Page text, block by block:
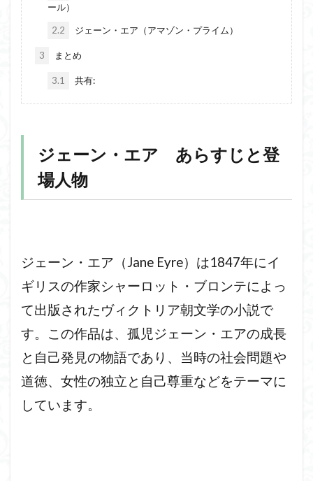
ール）
2.2 ジェーン・エア（アマゾン・プライム）
3 まとめ
3.1 共有:
ジェーン・エア あらすじと登
場人物
ジェーン・エア（Jane Eyre）は1847年にイ
ギリスの作家シャーロット・ブロンテによっ
て出版されたヴィクトリア朝文学の小説で
す。この作品は、孤児ジェーン・エアの成長
と自己発見の物語であり、当時の社会問題や
道徳、女性の独立と自己尊重などをテーマに
しています。